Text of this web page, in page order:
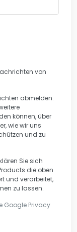
von
abmelden.
können, über
wie wir uns
und zu
Sie sich
die oben
und verarbeitet,
zu lassen.
Google Privacy